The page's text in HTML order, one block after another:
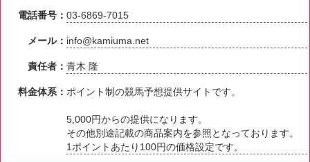
電話番号：03-6869-7015
メール： info@kamiuma.net
責任者：青木 隆
料金体系： ポイント制の競馬予想提供サイトです。
5,000円からの提供になります。
その他別途記載の商品案内を参照となっております。
1ポイントあたり100円の価格設定です。